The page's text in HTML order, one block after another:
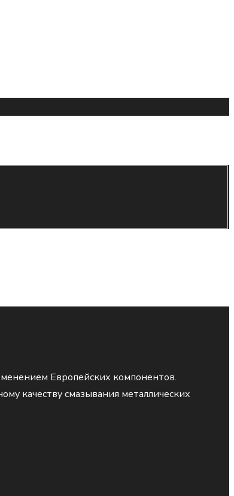
Европейских компонентов.
качеству смазывания металлических